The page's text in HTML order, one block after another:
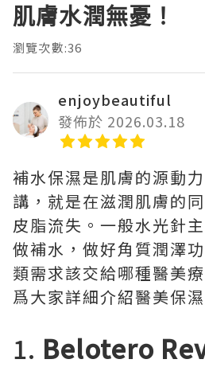
肌膚水潤無憂！
瀏覽次數:36
enjoybeautiful
發佈於 2026.03.18
補水保濕是肌膚的源動
講，就是在滋潤肌膚的
皮脂流失。一般水光針
做補水，做好角質潤澤
類需求該交給哪種醫美
爲大家詳細介紹醫美保
1. Belotero